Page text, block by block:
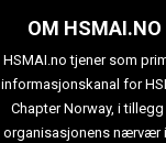
OM HSMAI.NO
HSMAI.no tjener som
informasjonskanal for
Chapter Norway, i tillegg
organisasjonens nærvær